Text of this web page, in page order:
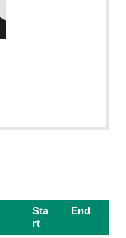
Sta
rt
End